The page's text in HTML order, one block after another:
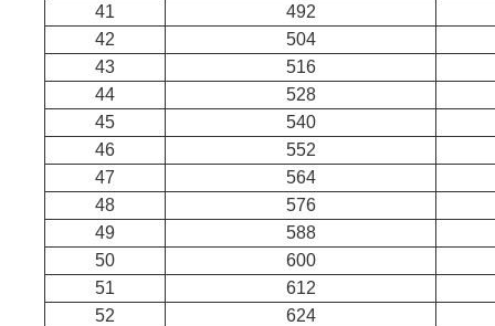
41
492
42
504
43
516
44
528
45
540
46
552
47
564
48
576
49
588
50
600
51
612
52
624